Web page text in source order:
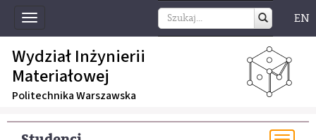
Toggle
navigation
EN
Wydział Inżynierii
Materiałowej
Politechnika Warszawska